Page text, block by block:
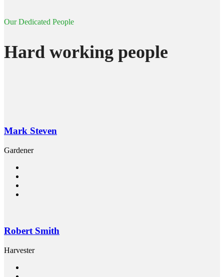
Our Dedicated People
Hard working people
Mark Steven
Gardener
Robert Smith
Harvester